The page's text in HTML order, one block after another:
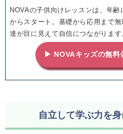
NOVAの子供向けレッスンは、年
からスタート。基礎から応用まで
達が目に見えて自信につながります
▶ NOVAキッズの無料
自立して学ぶ力を